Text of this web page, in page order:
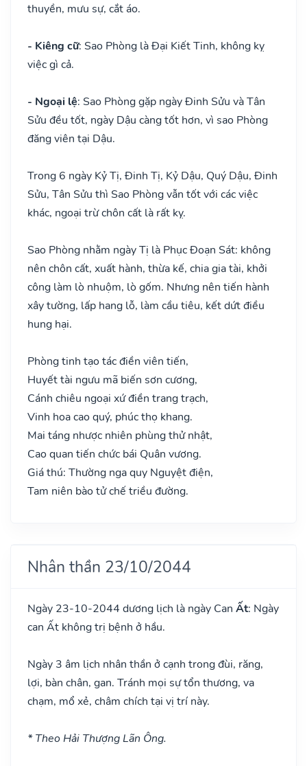
thuyền, mưu sự, cắt áo.
- Kiêng cữ: Sao Phòng là Đại Kiết Tinh, không kỵ
việc gì cả.
- Ngoại lệ: Sao Phòng gặp ngày Đinh Sửu và Tân
Sửu đều tốt, ngày Dậu càng tốt hơn, vì sao Phòng
đăng viên tại Dậu.
Trong 6 ngày Kỷ Tị, Đinh Tị, Kỷ Dậu, Quý Dậu, Đinh
Sửu, Tân Sửu thì Sao Phòng vẫn tốt với các việc
khác, ngoại trừ chôn cất là rất kỵ.
Sao Phòng nhằm ngày Tị là Phục Đoạn Sát: không
nên chôn cất, xuất hành, thừa kế, chia gia tài, khởi
công làm lò nhuộm, lò gốm. Nhưng nên tiến hành
xây tường, lấp hang lỗ, làm cầu tiêu, kết dứt điều
hung hại.
Phòng tinh tạo tác điền viên tiến,
Huyết tài ngưu mã biến sơn cương,
Cánh chiêu ngoại xứ điền trang trạch,
Vinh hoa cao quý, phúc thọ khang.
Mai táng nhược nhiên phùng thử nhật,
Cao quan tiến chức bái Quân vương.
Giá thú: Thường nga quy Nguyệt điện,
Tam niên bào tử chế triều đường.
Nhân thần 23/10/2044
Ngày 23-10-2044 dương lịch là ngày Can Ất: Ngày
can Ất không trị bệnh ở hầu.
Ngày 3 âm lịch nhân thần ở cạnh trong đùi, răng,
lợi, bàn chân, gan. Tránh mọi sự tổn thương, va
chạm, mổ xẻ, châm chích tại vị trí này.
* Theo Hải Thượng Lãn Ông.